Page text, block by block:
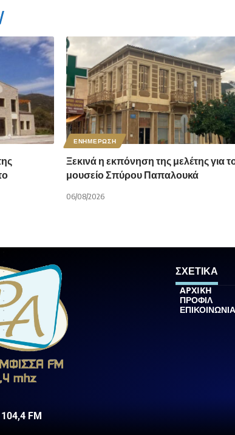
ΕΝΗΜΕΡΩΣΗ
Ξεκινά η εκπόνηση της μελέτης για
μουσείο Σπύρου Παπαλουκά
06/08/2026
ΣΧΕΤΙΚΑ
ΑΡΧΙΚΗ
ΠΡΟΦΙΛ
ΕΠΙΚΟΙΝΩΝΙΑ
FM